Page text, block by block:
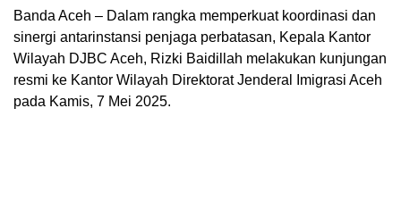
Banda Aceh – Dalam rangka memperkuat koordinasi dan
sinergi antarinstansi penjaga perbatasan, Kepala Kantor
Wilayah DJBC Aceh, Rizki Baidillah melakukan kunjungan
resmi ke Kantor Wilayah Direktorat Jenderal Imigrasi Aceh
pada Kamis, 7 Mei 2025.